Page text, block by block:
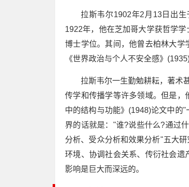
拉斯韦尔1902年2月13日出
1922年，他在芝加哥大学获哲学
博士学位。其间，他曾去柏林大
《世界政治与个人不安全感》
拉斯韦尔一生勤勉耕耘，著术
传学和传播学等许多领域。但是
中的结构与功能》(1948)论文中的
界的话就是："谁?说些什么?通过
分析、受众分析和效果分析"五大
环境、协调社会关系、传衍社会
影响是巨大而深远的。